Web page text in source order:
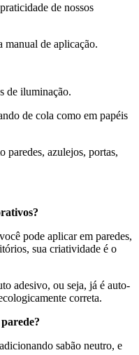
de nossos
manual de aplicação.
de iluminação.
de cola como em papéis
paredes, azulejos, portas,
pode aplicar em paredes,
sua criatividade é o
adesivo, ou seja, já é auto-
correta.
sabão neutro, e